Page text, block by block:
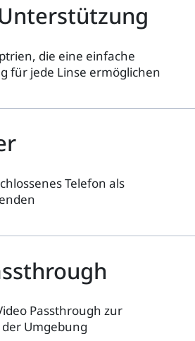
die eine einfache
für jede Linse ermöglichen
Telefon als
Passthrough zur
Umgebung